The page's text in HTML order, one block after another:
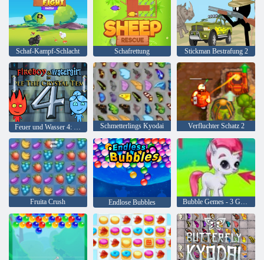
Schaf-Kampf-Schlacht Schafrettung Stickman Bestrafung 2
Schmetterlings Kyodai Verfluchter Schatz 2
Fruita Crush Endlose Bubbles Bubble Gemes - 3 Gewinnt